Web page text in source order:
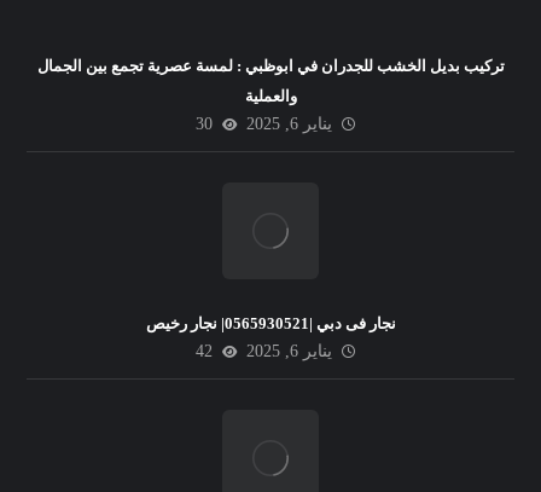
تركيب بديل الخشب للجدران في ابوظبي : لمسة عصرية تجمع بين الجمال
والعملية
يناير 6, 2025
30
نجار فى دبي |0565930521| نجار رخيص
يناير 6, 2025
42